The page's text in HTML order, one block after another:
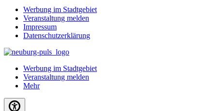
Werbung im Stadtgebiet
Veranstaltung melden
Impressum
Datenschutzerklärung
Werbung im Stadtgebiet
Veranstaltung melden
Mehr